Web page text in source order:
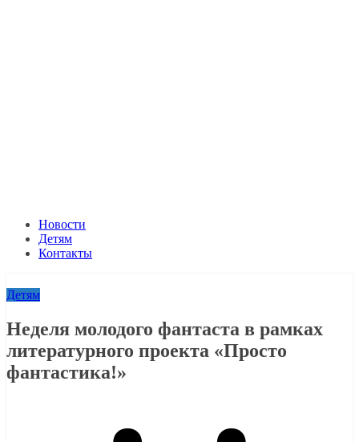
Новости
Детям
Контакты
Детям
Неделя молодого фантаста в рамках
литературного проекта «Просто
фантастика!»